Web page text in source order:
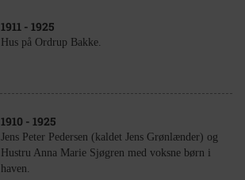
1911 - 1925
Hus på Ordrup Bakke.
1910 - 1925
Jens Peter Pedersen (kaldet Jens Grønlænder) og
Hustru Anna Marie Sjøgren med voksne børn i
haven.